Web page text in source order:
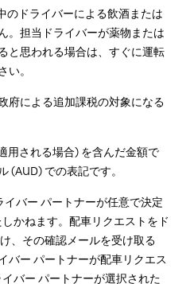
のドライバーによる飲酒または
。担当ドライバーが薬物または
と思われる場合は、すぐに運転
い。
府による追加課税の対象になる
用される場合) を含んだ金額で
(AUD) での表記です。
バー パートナーが任意で決定
かねます。配車リクエストをド
、その確認メールを受け取る
バー パートナーが配車リクエス
バー パートナーが選択された